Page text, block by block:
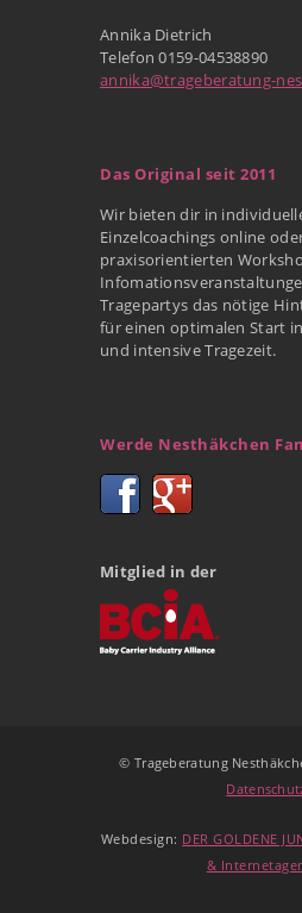
Annika Dietrich
Telefon 0159-04538890
annika@trageberatung-
Das Original seit 2011
Wir bieten dir in
Einzelcoachings online
praxisorientierten
Tragepartys das nötige
für einen optimalen Start
und intensive Tragezeit.
Werde Nesthäkchen Fan
Mitglied in der
© Trageberatung
Webdesign: DER GOLDENE
&